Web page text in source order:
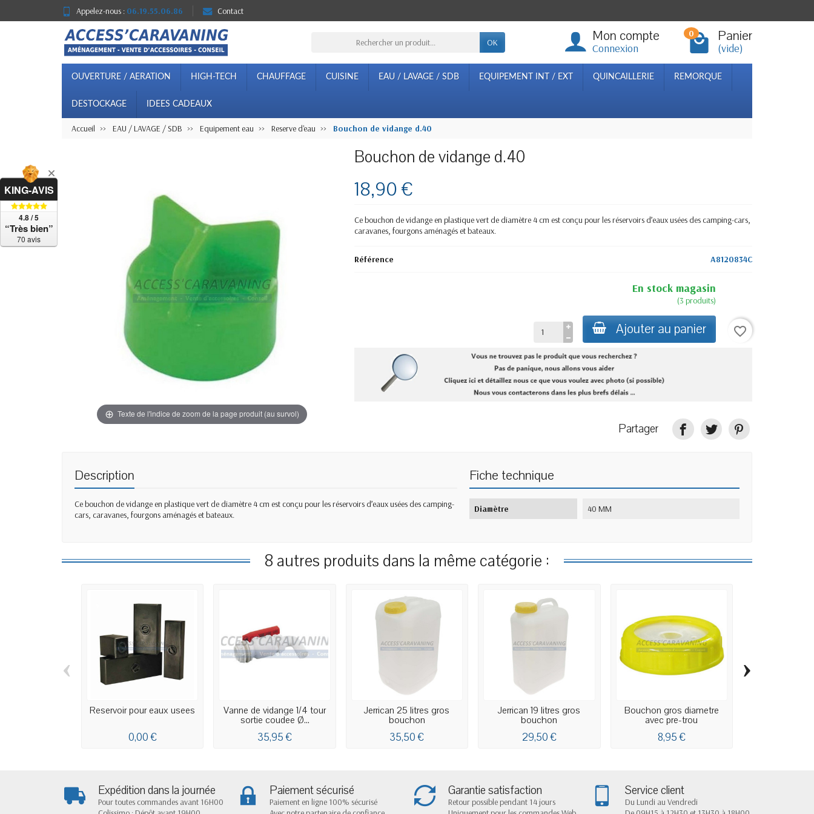
Appelez-nous : 06.19.55.06.86 Contact
OK Mon compte
Connexion
0 Panier
(vide)
OUVERTURE / AERATION HIGH-TECH CHAUFFAGE CUISINE EAU / LAVAGE / SDB EQUIPEMENT INT / EXT QUINCAILLERIE REMORQUE
DESTOCKAGE IDEES CADEAUX
Accueil EAU / LAVAGE / SDB Equipement eau Reserve d'eau Bouchon de vidange d.40
Texte de l'indice de zoom de la page produit (au survol)
Bouchon de vidange d.40
18,90 €
Ce bouchon de vidange en plastique vert de diamètre 4 cm est conçu pour les réservoirs d’eaux usées des camping-cars,
caravanes, fourgons aménagés et bateaux.
Référence A8120834C
En stock magasin
(3 produits)
Ajouter au panier favorite_border
Partager
Description
Ce bouchon de vidange en plastique vert de diamètre 4 cm est conçu pour les réservoirs d’eaux usées des camping-
cars, caravanes, fourgons aménagés et bateaux.
Fiche technique
Diamètre 40 MM
8 autres produits dans la même catégorie :
Reservoir pour eaux usees
0,00 €
Vanne de vidange 1/4 tour
sortie coudee Ø...
35,95 €
Jerrican 25 litres gros
bouchon
35,50 €
Jerrican 19 litres gros
bouchon
29,50 €
Bouchon gros diametre
avec pre-trou
8,95 €
‹ ›
Expédition dans la journée
Pour toutes commandes avant 16H00
Paiement sécurisé
Paiement en ligne 100% sécurisé
Garantie satisfaction
Retour possible pendant 14 jours
Service client
Du Lundi au Vendredi
KING-AVIS
4.8 / 5
“Très bien”
70 avis